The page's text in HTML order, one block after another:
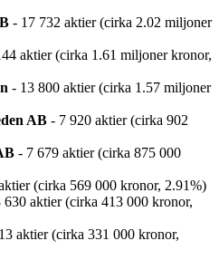
- 17 732 aktier (cirka 2.02 miljoner
aktier (cirka 1.61 miljoner kronor,
- 13 800 aktier (cirka 1.57 miljoner
AB - 7 920 aktier (cirka 902
- 7 679 aktier (cirka 875 000
(cirka 569 000 kronor, 2.91%)
630 aktier (cirka 413 000 kronor,
aktier (cirka 331 000 kronor,